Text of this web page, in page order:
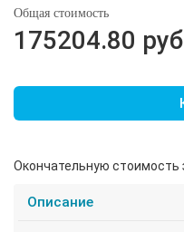
Общая стоимость
175204.80 руб
Окончательную
Описание